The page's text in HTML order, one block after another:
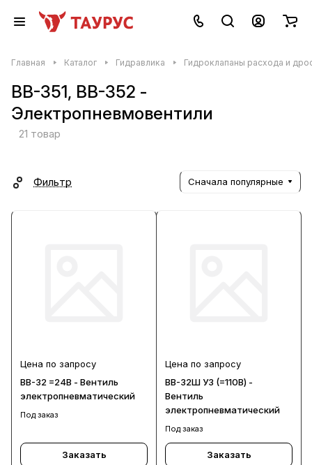
Главная Каталог Гидравлика Гидроклапаны расхода и
ВВ-351, ВВ-352 -
Электропневмовентили
21 товар
Фильтр Сначала популярные
Цена по запросу
ВВ-32 =24В - Вентиль
электропневматический
Под заказ
Заказать
Цена по запросу
ВВ-32Ш У3 (=110В) -
Вентиль
электропневматический
Под заказ
Заказать